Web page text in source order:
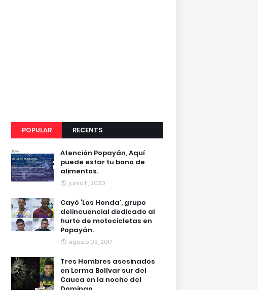
POPULAR RECENTS
Atención Popayán, Aquí
puede estar tu bono de
alimentos.
junio 11, 2020
Cayó ‘Los Honda’, grupo
delincuencial dedicado al
hurto de motocicletas en
Popayán.
agosto 03, 2017
Tres Hombres asesinados
en Lerma Bolívar sur del
Cauca en la noche del